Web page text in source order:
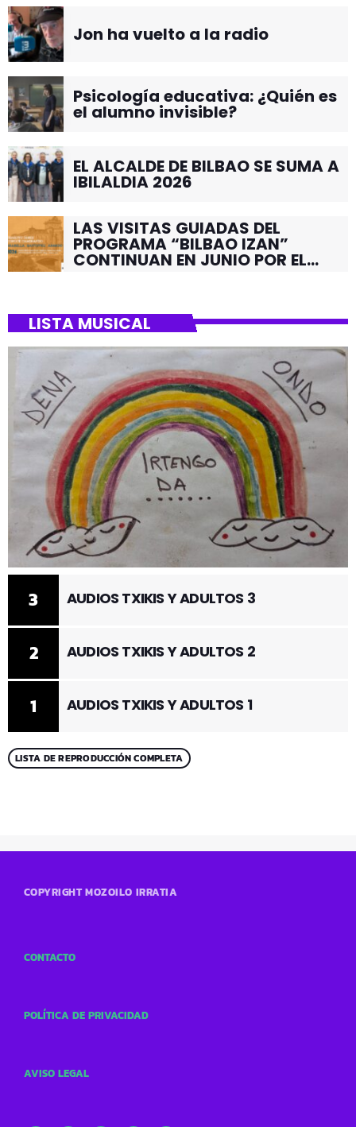
Jon ha vuelto a la radio
Psicología educativa: ¿Quién es
el alumno invisible?
EL ALCALDE DE BILBAO SE SUMA A
IBILALDIA 2026
LAS VISITAS GUIADAS DEL
PROGRAMA “BILBAO IZAN”
CONTINUAN EN JUNIO POR EL
LISTA MUSICAL
1 AUDIOS TXIKIS Y ADULTOS 1
2 AUDIOS TXIKIS Y ADULTOS 2
3 AUDIOS TXIKIS Y ADULTOS 3
LISTA DE REPRODUCCIÓN COMPLETA
COPYRIGHT MOZOILO IRRATIA
CONTACTO
POLÍTICA DE PRIVACIDAD
AVISO LEGAL